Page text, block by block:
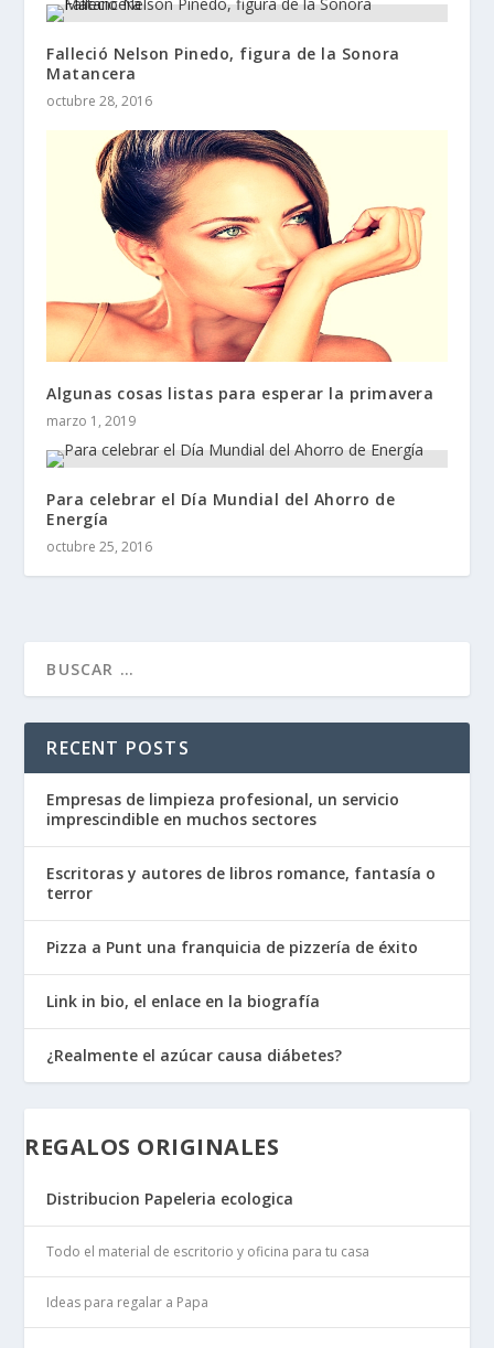
Falleció Nelson Pinedo, figura de la Sonora
Matancera
octubre 28, 2016
Algunas cosas listas para esperar la primavera
marzo 1, 2019
Para celebrar el Día Mundial del Ahorro de
Energía
octubre 25, 2016
RECENT POSTS
Empresas de limpieza profesional, un servicio
imprescindible en muchos sectores
Escritoras y autores de libros romance, fantasía o
terror
Pizza a Punt una franquicia de pizzería de éxito
Link in bio, el enlace en la biografía
¿Realmente el azúcar causa diábetes?
REGALOS ORIGINALES
Distribucion Papeleria ecologica
Todo el material de escritorio y oficina para tu casa
Ideas para regalar a Papa